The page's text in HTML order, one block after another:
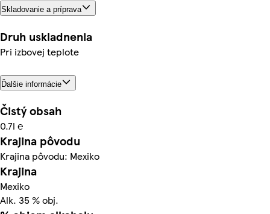
Skladovanie a príprava
Druh uskladnenia
Pri izbovej teplote
Ďalšie informácie
Čistý obsah
0.7l ℮
Krajina pôvodu
Krajina pôvodu: Mexiko
Krajina
Mexiko
Alk. 35 % obj.